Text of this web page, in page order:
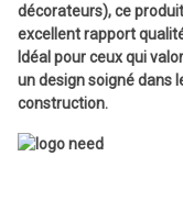
décorateurs), ce
excellent rapport
Idéal pour ceux qui
un design soigné dans
construction.